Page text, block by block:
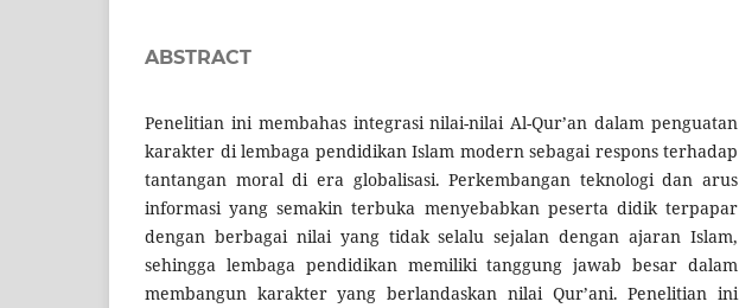
ABSTRACT
Penelitian ini membahas integrasi nilai-nilai Al-Qur’an dalam penguatan
karakter di lembaga pendidikan Islam modern sebagai respons terhadap
tantangan moral di era globalisasi. Perkembangan teknologi dan arus
informasi yang semakin terbuka menyebabkan peserta didik terpapar
dengan berbagai nilai yang tidak selalu sejalan dengan ajaran Islam,
sehingga lembaga pendidikan memiliki tanggung jawab besar dalam
membangun karakter yang berlandaskan nilai Qur’ani. Penelitian ini